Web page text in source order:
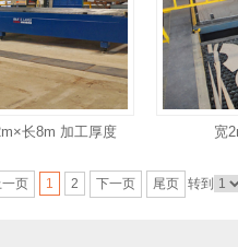
长8m 加工厚度
宽
页 1 2 下一页 尾页 转到